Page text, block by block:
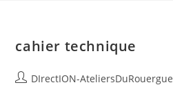
cahier technique
DIrectION-AteliersDuRouergue